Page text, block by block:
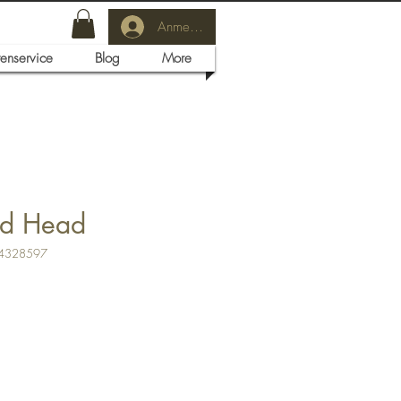
Anmelden
Blog More
Head